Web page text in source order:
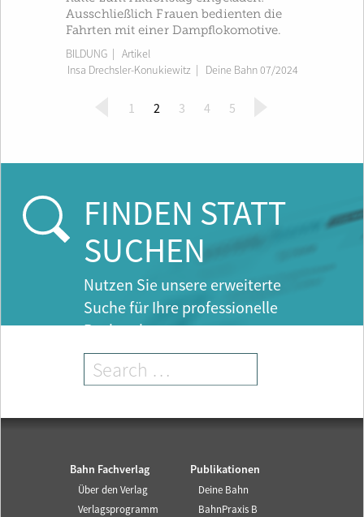
Ausschließlich Frauen bedienten die
Fahrten mit einer Dampflokomotive.
BILDUNG | Artikel
Insa Drechsler-Konukiewitz
Deine Bahn 07/2024
1 2(
r
n
)
3 4 5
FINDEN STATT
SUCHEN
Nutzen Sie unsere erweiterte
Suche für Ihre professionelle
Recherche.
Bahn Fachverlag
Über den Verlag
Verlagsprogramm
Publikationen
Deine Bahn
BahnPraxis B